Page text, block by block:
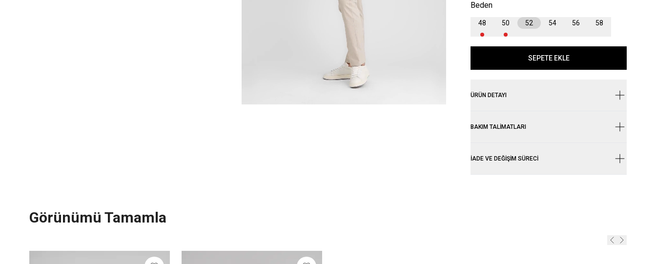
Beden
48 50 52 54 56 58
SEPETE EKLE
ÜRÜN DETAYI
BAKIM TALIMATLARI
İADE VE DEĞIŞIM SÜRECI
Görünümü Tamamla